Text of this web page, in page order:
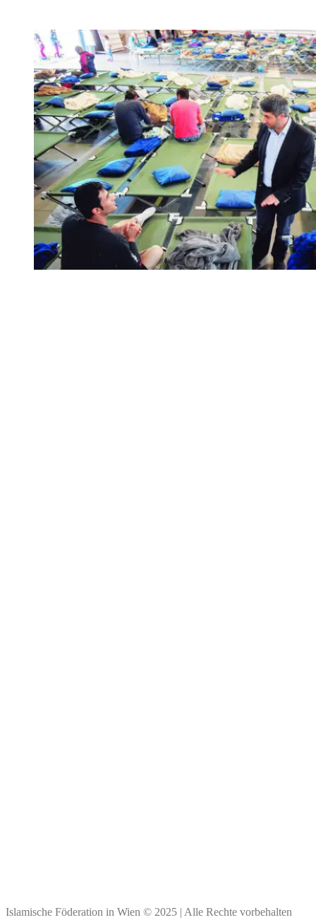
Islamische Föderation in Wien © 2025 | Alle Rechte vorbehalten